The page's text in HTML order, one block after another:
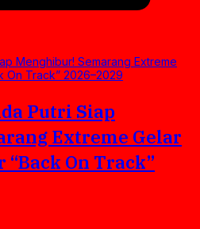
Putri Siap
Extreme Gelar
On Track”